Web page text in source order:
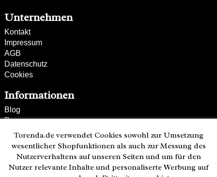
Unternehmen
Kontakt
Impressum
AGB
Datenschutz
Cookies
Informationen
Blog
Presse
Partner
Versand und Zahlung
Bestellung wiederrufen
Kunden-Hotline
Torenda.de verwendet Cookies sowohl zur Umsetzung
wesentlicher Shopfunktionen als auch zur Messung des
Nutzerverhaltens auf unseren Seiten und um für den
Nutzer relevante Inhalte und personaliserte Werbung auf